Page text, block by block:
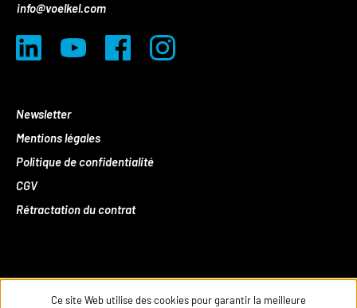
info@voelkel.com
Newsletter
Mentions légales
Politique de confidentialité
CGV
Rétractation du contrat
Ce site Web utilise des cookies pour garantir la meilleure